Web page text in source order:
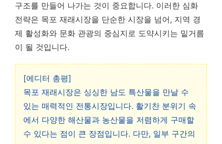
구조를 만들어 나가는 것이 중요합니다. 이러한 심화
전략은 목포 재래시장을 단순한 시장을 넘어, 지역 경
제 활성화와 문화 관광의 중심지로 도약시키는 밑거름
이 될 것입니다.
[에디터 총평]
목포 재래시장은 싱싱한 남도 특산물을 만날 수
있는 매력적인 전통시장입니다. 활기찬 분위기 속
에서 다양한 해산물과 농산물을 저렴하게 구매할
수 있다는 점이 큰 장점입니다. 다만, 일부 구간의